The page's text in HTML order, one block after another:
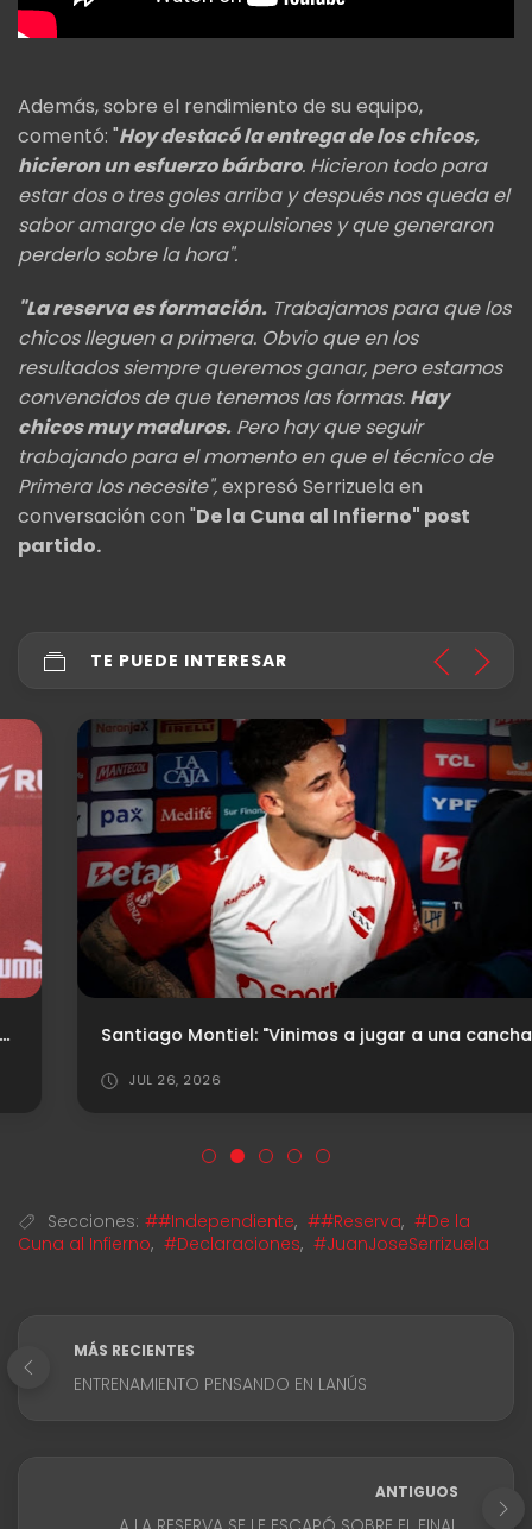
Además, sobre el rendimiento de su equipo,
comentó: "Hoy destacó la entrega de los chicos,
hicieron un esfuerzo bárbaro. Hicieron todo para
estar dos o tres goles arriba y después nos queda el
sabor amargo de las expulsiones y que generaron
perderlo sobre la hora".
"La reserva es formación. Trabajamos para que los
chicos lleguen a primera. Obvio que en los
resultados siempre queremos ganar, pero estamos
convencidos de que tenemos las formas. Hay
chicos muy maduros. Pero hay que seguir
trabajando para el momento en que el técnico de
Primera los necesite",expresó Serrizuela en
conversación con "De la Cuna al Infierno" post
partido.
TE PUEDE INTERESAR
Santiago Montiel: "Vinimos a jugar a una cancha muy difícil"
JUL 26, 2026
Secciones: ##Independiente, ##Reserva, #De la
Cuna al Infierno, #Declaraciones, #JuanJoseSerrizuela
MÁS RECIENTES
ENTRENAMIENTO PENSANDO EN LANÚS
ANTIGUOS